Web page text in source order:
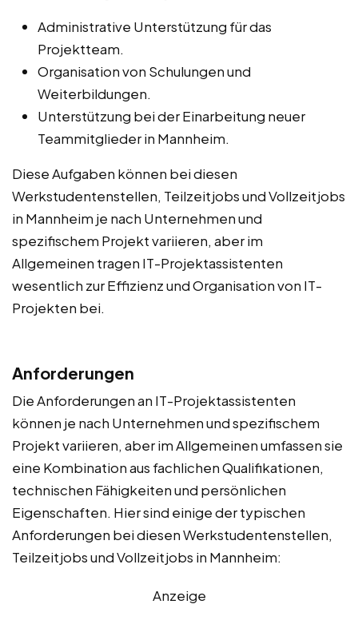
Administrative Unterstützung für das
Projektteam.
Organisation von Schulungen und
Weiterbildungen.
Unterstützung bei der Einarbeitung neuer
Teammitglieder in Mannheim.
Diese Aufgaben können bei diesen
Werkstudentenstellen, Teilzeitjobs und Vollzeitjobs
in Mannheim je nach Unternehmen und
spezifischem Projekt variieren, aber im
Allgemeinen tragen IT-Projektassistenten
wesentlich zur Effizienz und Organisation von IT-
Projekten bei.
Anforderungen
Die Anforderungen an IT-Projektassistenten
können je nach Unternehmen und spezifischem
Projekt variieren, aber im Allgemeinen umfassen sie
eine Kombination aus fachlichen Qualifikationen,
technischen Fähigkeiten und persönlichen
Eigenschaften. Hier sind einige der typischen
Anforderungen bei diesen Werkstudentenstellen,
Teilzeitjobs und Vollzeitjobs in Mannheim:
Anzeige